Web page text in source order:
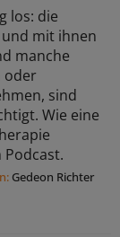
los: die
mit ihnen
manche
oder
sind
Wie eine
Gedeon Richter